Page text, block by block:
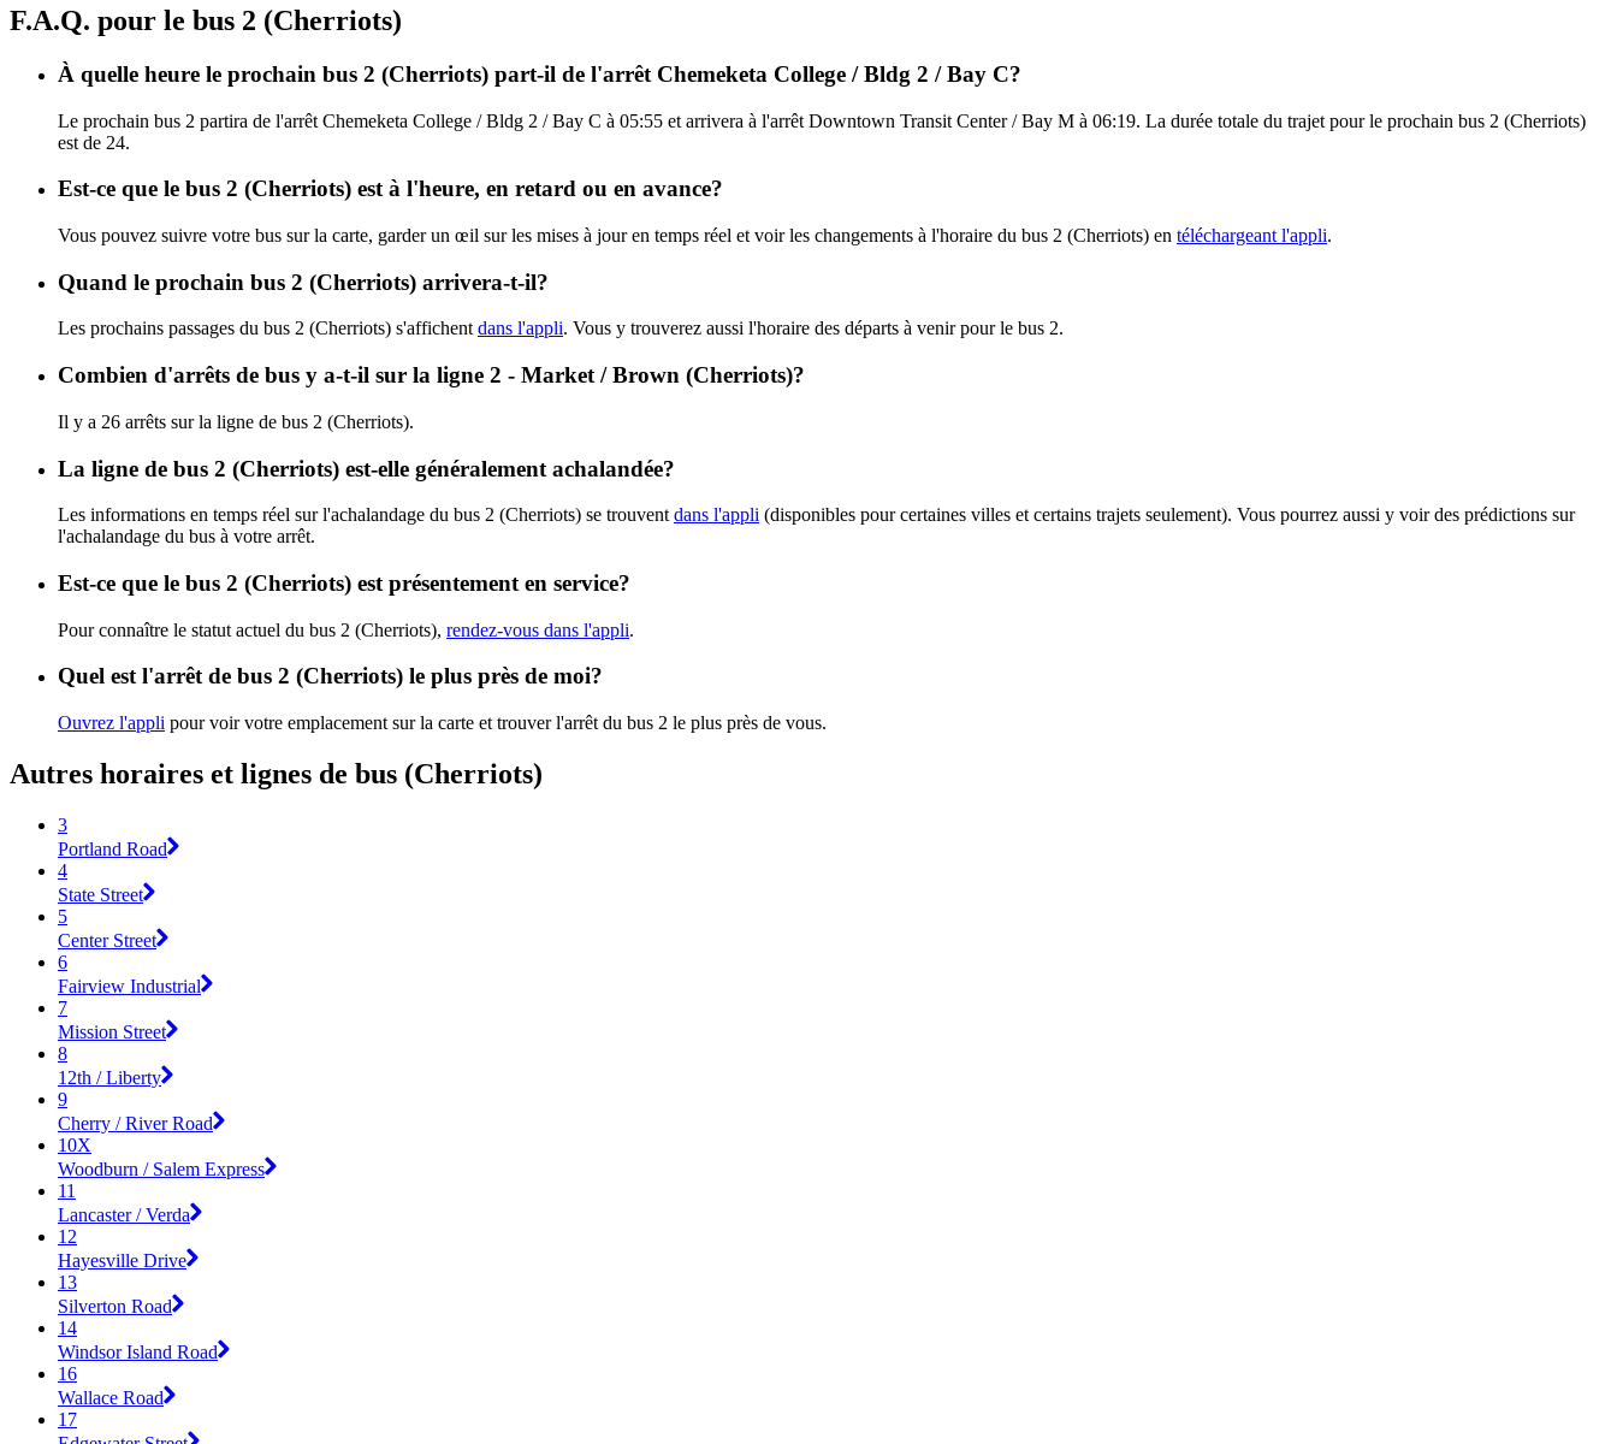
F.A.Q. pour le bus 2 (Cherriots)
À quelle heure le prochain bus 2 (Cherriots) part-il de l'arrêt Chemeketa College / Bldg 2 / Bay C?
Le prochain bus 2 partira de l'arrêt Chemeketa College / Bldg 2 / Bay C à 05:55 et arrivera à l'arrêt Downtown Transit Center / Bay M à 06:19. La durée totale du trajet pour le prochain bus 2 (Cherriots)
est de 24.
Est-ce que le bus 2 (Cherriots) est à l'heure, en retard ou en avance?
Vous pouvez suivre votre bus sur la carte, garder un œil sur les mises à jour en temps réel et voir les changements à l'horaire du bus 2 (Cherriots) en téléchargeant l'appli.
Quand le prochain bus 2 (Cherriots) arrivera-t-il?
Les prochains passages du bus 2 (Cherriots) s'affichent dans l'appli. Vous y trouverez aussi l'horaire des départs à venir pour le bus 2.
Combien d'arrêts de bus y a-t-il sur la ligne 2 - Market / Brown (Cherriots)?
Il y a 26 arrêts sur la ligne de bus 2 (Cherriots).
La ligne de bus 2 (Cherriots) est-elle généralement achalandée?
Les informations en temps réel sur l'achalandage du bus 2 (Cherriots) se trouvent dans l'appli (disponibles pour certaines villes et certains trajets seulement). Vous pourrez aussi y voir des prédictions sur
l'achalandage du bus à votre arrêt.
Est-ce que le bus 2 (Cherriots) est présentement en service?
Pour connaître le statut actuel du bus 2 (Cherriots), rendez-vous dans l'appli.
Quel est l'arrêt de bus 2 (Cherriots) le plus près de moi?
Ouvrez l'appli pour voir votre emplacement sur la carte et trouver l'arrêt du bus 2 le plus près de vous.
Autres horaires et lignes de bus (Cherriots)
3
Portland Road
4
State Street
5
Center Street
6
Fairview Industrial
7
Mission Street
8
12th / Liberty
9
Cherry / River Road
10X
Woodburn / Salem Express
11
Lancaster / Verda
12
Hayesville Drive
13
Silverton Road
14
Windsor Island Road
16
Wallace Road
17